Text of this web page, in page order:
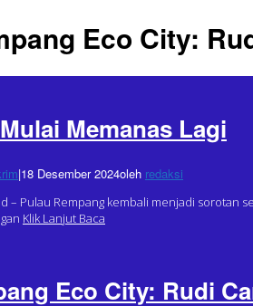
Eco City:
Memanas Lagi
|18 Desember 2024oleh redaksi
– Pulau Rempang kembali menjadi sorotan
Klik Lanjut Baca
Eco City: Rudi